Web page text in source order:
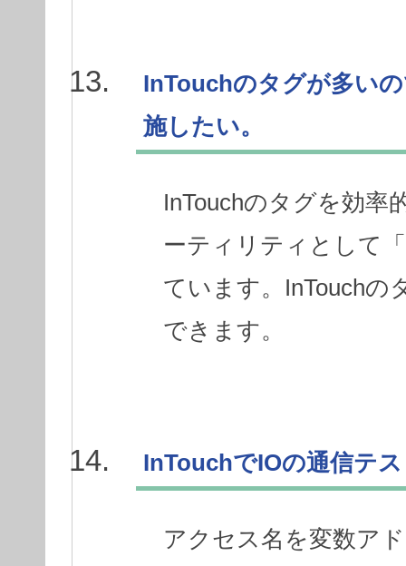
InTouchのタグが多い
施したい。
InTouchのタグを効率
ーティリティとして
ています。InTouchの
できます。
InTouchでIOの通信テ
アクセス名を変数ア